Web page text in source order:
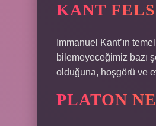
KANT
Immanuel Kant’ın
bilemeyeceğimiz bazı
olduğuna, hoşgörü ve
PLATON